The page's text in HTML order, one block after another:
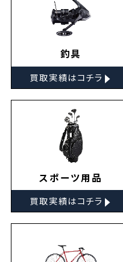
釣具
買取実績はコチラ ▸
スポーツ用品
買取実績はコチラ ▸